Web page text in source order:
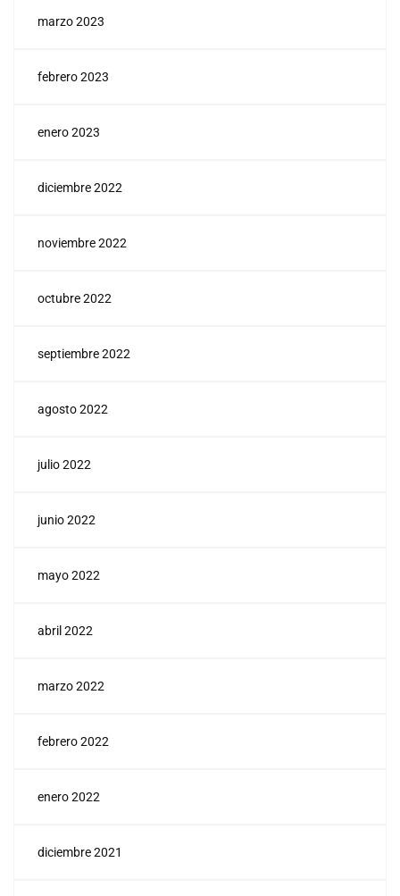
marzo 2023
febrero 2023
enero 2023
diciembre 2022
noviembre 2022
octubre 2022
septiembre 2022
agosto 2022
julio 2022
junio 2022
mayo 2022
abril 2022
marzo 2022
febrero 2022
enero 2022
diciembre 2021